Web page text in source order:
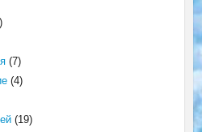
(7)
(4)
(19)